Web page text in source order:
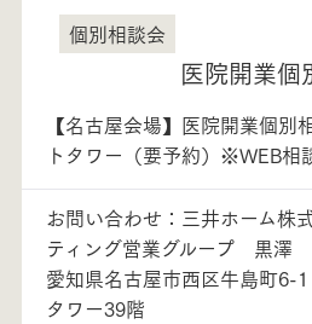
愛知県
個別相談会
医院開業個
【名古屋会場】医院開業個別
トタワー（要予約）※WEB相
お問い合わせ：三井ホーム
ティング営業グループ 黒澤
愛知県名古屋市西区牛島町
タワー39階